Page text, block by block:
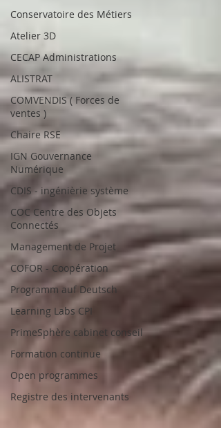
Conservatoire des Métiers
Atelier 3D
CECAP Administrations
ALISTRAT
COMVENDIS ( Forces de
ventes )
Chaire RSE
IGN Gouvernance
Numérique
CDIS - ingénièrie système
COC Centre des Objets
Connectés
Management de Projet
COFOR - Coopération
Programm auf Deutsch
Learning Labs CPI
PrimeSphère cabinet conseil
Formation continue
Open programmes
Registre des intervenants